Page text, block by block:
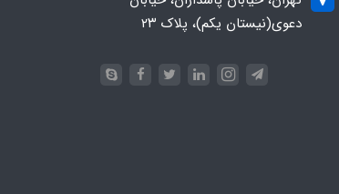
دعوی(نیستان یکم)، پلاک ۲۳